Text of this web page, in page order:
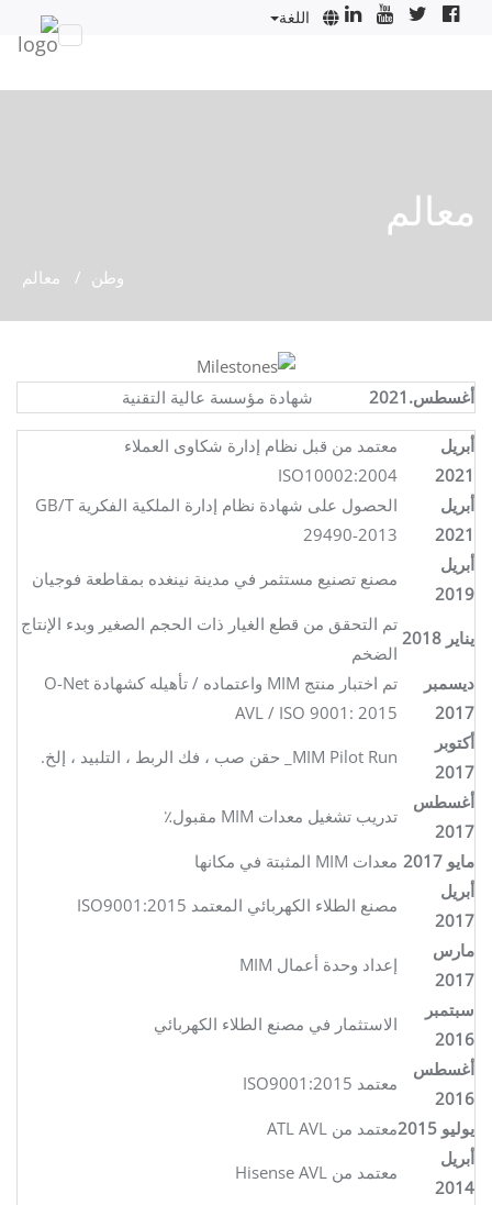
اللغة
معالم
وطن معالم
أغسطس.2021 شهادة مؤسسة عالية التقنية
أبريل
2021
معتمد من قبل نظام إدارة شكاوى العملاء
ISO10002:2004
أبريل
2021
الحصول على شهادة نظام إدارة الملكية الفكرية GB/T
29490-2013
أبريل
2019
مصنع تصنيع مستثمر في مدينة نينغده بمقاطعة فوجيان
يناير 2018
تم التحقق من قطع الغيار ذات الحجم الصغير وبدء الإنتاج
الضخم
ديسمبر
2017
تم اختبار منتج MIM واعتماده / تأهيله كشهادة O-Net
AVL / ISO 9001: 2015
أكتوبر
2017
MIM Pilot Run_ حقن صب ، فك الربط ، التلبيد ، إلخ.
أغسطس
2017
تدريب تشغيل معدات MIM مقبول٪
مايو 2017
معدات MIM المثبتة في مكانها
أبريل
2017
مصنع الطلاء الكهربائي المعتمد ISO9001:2015
مارس
2017
إعداد وحدة أعمال MIM
سبتمبر
2016
الاستثمار في مصنع الطلاء الكهربائي
أغسطس
2016
معتمد ISO9001:2015
يوليو 2015
معتمد من ATL AVL
أبريل
2014
معتمد من Hisense AVL